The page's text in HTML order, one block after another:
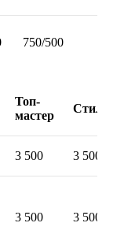
750/500
Топ-
мастер
Стилист
3 500 3 500
3 500 3 500